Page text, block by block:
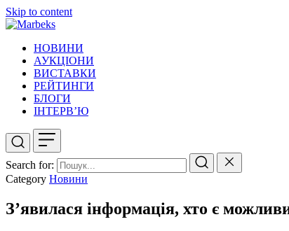
Skip to content
НОВИНИ
АУКЦІОНИ
ВИСТАВКИ
РЕЙТИНГИ
БЛОГИ
ІНТЕРВ’Ю
Search for:
Category Новини
З’явилася інформація, хто є